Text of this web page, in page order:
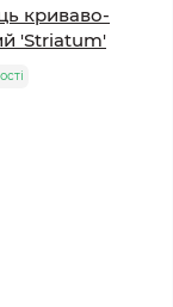
криваво-
'Striatum'